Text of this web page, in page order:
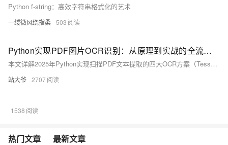
Python f-string：高效字符串格式化的艺术
一缕微风绕指柔 503
Python实现PDF图片OCR识别：从原理到实战的全流程解析
本文详解2025年Python实现扫描PDF文本提取的四大OCR方案（Tesseract、EasyOCR、PaddleOCR、OCRmyPDF），涵盖环境配置、图像预处理、核心识别与性能优化，结合财务票据、古籍数字化等实战场景，助力高效构建自动化文档处理系统。
站大爷 2707
1538
热门文章 最新文章